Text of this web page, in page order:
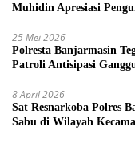
Muhidin Apresiasi
25 Mei 2026
Polresta Banjarmasin
Patroli Antisipasi
8 April 2026
Sat Resnarkoba Polres
Sabu di Wilayah